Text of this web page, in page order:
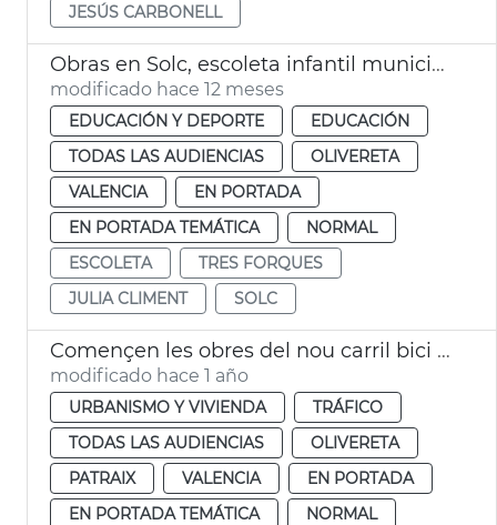
JESÚS CARBONELL
Obras en Solc, escoleta infantil municipal València
modificado hace 12 meses
EDUCACIÓN Y DEPORTE
EDUCACIÓN
TODAS LAS AUDIENCIAS
OLIVERETA
VALENCIA
EN PORTADA
EN PORTADA TEMÁTICA
NORMAL
ESCOLETA
TRES FORQUES
JULIA CLIMENT
SOLC
Començen les obres del nou carril bici al carrer Tres Forques de València
modificado hace 1 año
URBANISMO Y VIVIENDA
TRÁFICO
TODAS LAS AUDIENCIAS
OLIVERETA
PATRAIX
VALENCIA
EN PORTADA
EN PORTADA TEMÁTICA
NORMAL